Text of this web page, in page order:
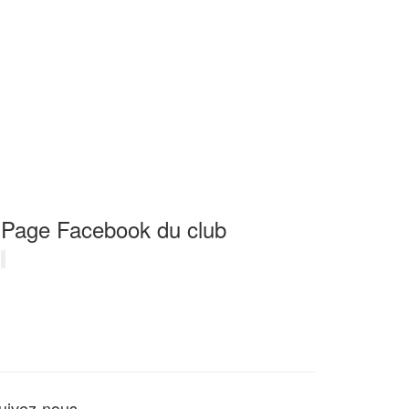
Page Facebook du club